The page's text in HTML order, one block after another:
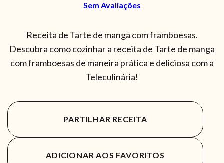
Sem Avaliações
Receita de Tarte de manga com framboesas.
Descubra como cozinhar a receita de Tarte de manga
com framboesas de maneira prática e deliciosa com a
Teleculinária!
PARTILHAR RECEITA
ADICIONAR AOS FAVORITOS